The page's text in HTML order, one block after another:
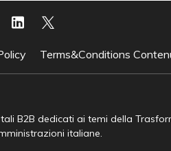
Terms&Conditions
B2B dedicati ai temi della
italiane.